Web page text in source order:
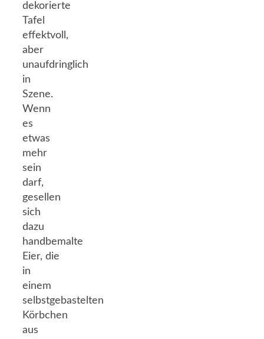
dekorierte
Tafel
effektvoll,
aber
unaufdringlich
in
Szene.
Wenn
es
etwas
mehr
sein
darf,
gesellen
sich
dazu
handbemalte
Eier, die
in
einem
selbstgebastelten
Körbchen
aus